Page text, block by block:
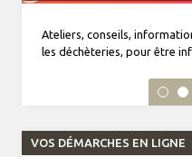
Ateliers, conseils,
les déchèteries, pour être
VOS DÉMARCHES EN LIGNE